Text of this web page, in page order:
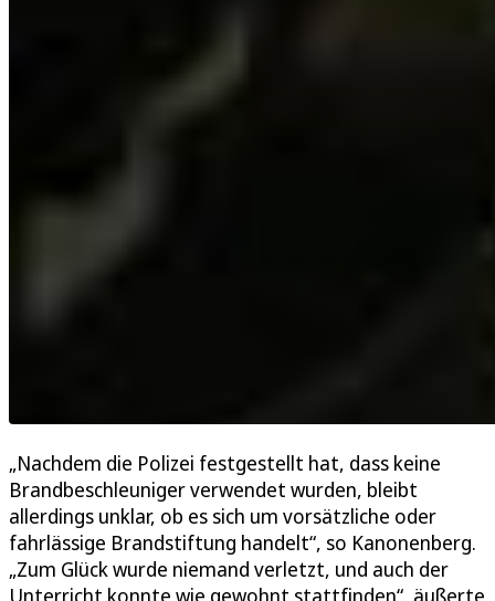
„Nachdem die Polizei festgestellt hat, dass keine
Brandbeschleuniger verwendet wurden, bleibt
allerdings unklar, ob es sich um vorsätzliche oder
fahrlässige Brandstiftung handelt“, so Kanonenberg.
„Zum Glück wurde niemand verletzt, und auch der
Unterricht konnte wie gewohnt stattfinden“, äußerte